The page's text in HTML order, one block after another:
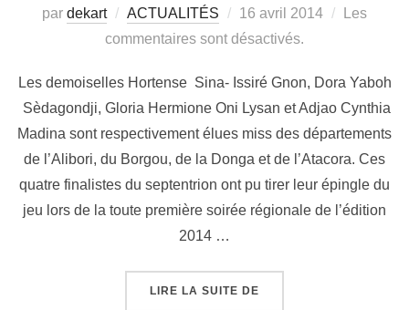
par dekart ACTUALITÉS 16 avril 2014
Les
commentaires sont désactivés.
Les demoiselles Hortense Sina- Issiré Gnon, Dora Yaboh
Sèdagondji, Gloria Hermione Oni Lysan et Adjao Cynthia
Madina sont respectivement élues miss des départements
de l’Alibori, du Borgou, de la Donga et de l’Atacora. Ces
quatre finalistes du septentrion ont pu tirer leur épingle du
jeu lors de la toute première soirée régionale de l’édition
2014 …
LIRE LA SUITE DE